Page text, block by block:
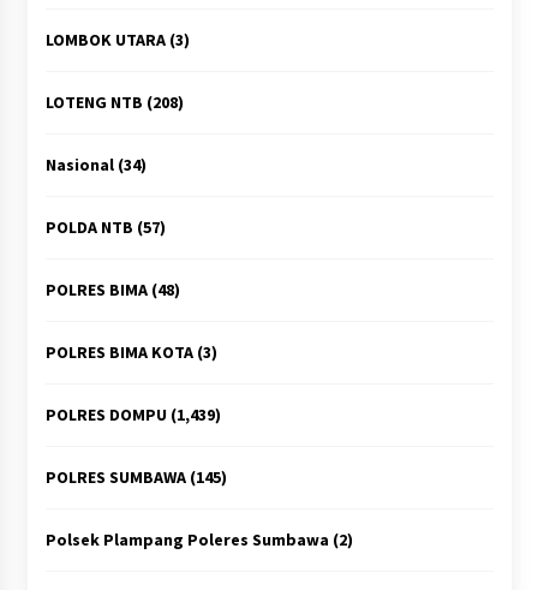
LOMBOK UTARA(3)
LOTENG NTB (208)
Nasional(34)
POLDA NTB (57)
POLRES BIMA(48)
POLRES BIMA KOTA(3)
POLRES DOMPU(1,439)
POLRES SUMBAWA(145)
Polsek Plampang Poleres Sumbawa (2)